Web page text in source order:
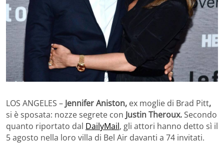
LOS ANGELES – Jennifer Aniston, ex moglie di Brad Pitt,
si è sposata: nozze segrete con Justin Theroux.Secondo
quanto riportato dal DailyMail, gli attori hanno detto sì il
5 agosto nella loro villa di Bel Air davanti a 74 invitati.